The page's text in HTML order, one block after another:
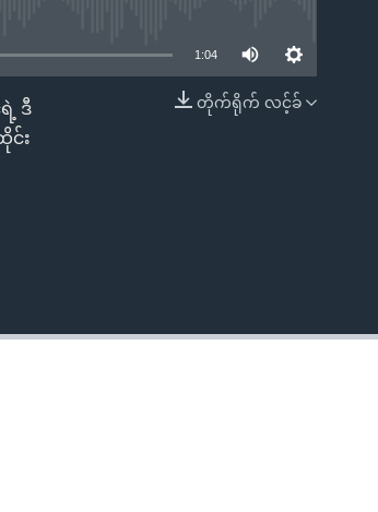
EMBED
1:04
တိုက်ရိုက် လင့်ခ်
ဒီ
း